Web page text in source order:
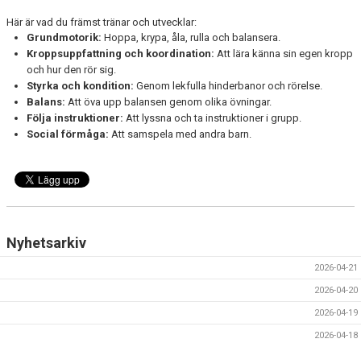
Här är vad du främst tränar och utvecklar:
Grundmotorik: Hoppa, krypa, åla, rulla och balansera.
Kroppsuppfattning och koordination: Att lära känna sin egen kropp
och hur den rör sig.
Styrka och kondition: Genom lekfulla hinderbanor och rörelse.
Balans: Att öva upp balansen genom olika övningar.
Följa instruktioner: Att lyssna och ta instruktioner i grupp.
Social förmåga: Att samspela med andra barn.
Nyhetsarkiv
2026-04-21
2026-04-20
2026-04-19
2026-04-18